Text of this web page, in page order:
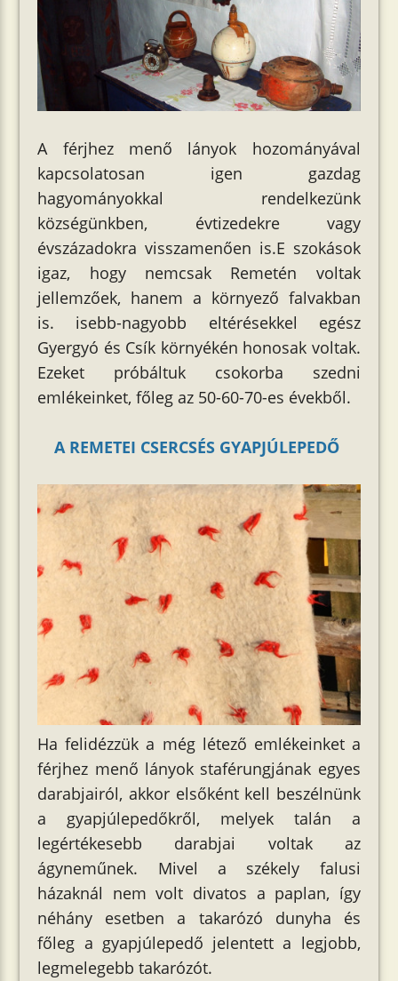
A férjhez menő lányok hozományával
kapcsolatosan igen gazdag
hagyományokkal rendelkezünk
községünkben, évtizedekre vagy
évszázadokra visszamenően is.E szokások
igaz, hogy nemcsak Remetén voltak
jellemzőek, hanem a környező falvakban
is. isebb-nagyobb eltérésekkel egész
Gyergyó és Csík környékén honosak voltak.
Ezeket próbáltuk csokorba szedni
emlékeinket, főleg az 50-60-70-es évekből.
A REMETEI CSERCSÉS GYAPJÚLEPEDŐ
Ha felidézzük a még létező emlékeinket a
férjhez menő lányok staférungjának egyes
darabjairól, akkor elsőként kell beszélnünk
a gyapjúlepedőkről, melyek talán a
legértékesebb darabjai voltak az
ágyneműnek. Mivel a székely falusi
házaknál nem volt divatos a paplan, így
néhány esetben a takarózó dunyha és
főleg a gyapjúlepedő jelentett a legjobb,
legmelegebb takarózót.